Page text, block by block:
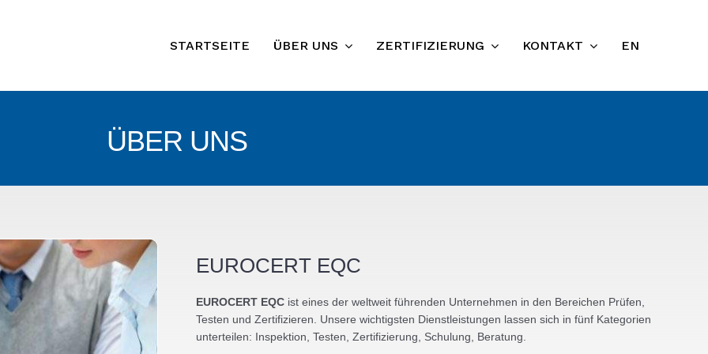
STARTSEITE ÜBER UNS ZERTIFIZIERUNG KONTAKT EN
ÜBER UNS
EUROCERT EQC
EUROCERT EQC ist eines der weltweit führenden Unternehmen in den Bereichen Prüfen,
Testen und Zertifizieren. Unsere wichtigsten Dienstleistungen lassen sich in fünf Kategorien
unterteilen: Inspektion, Testen, Zertifizierung, Schulung, Beratung.